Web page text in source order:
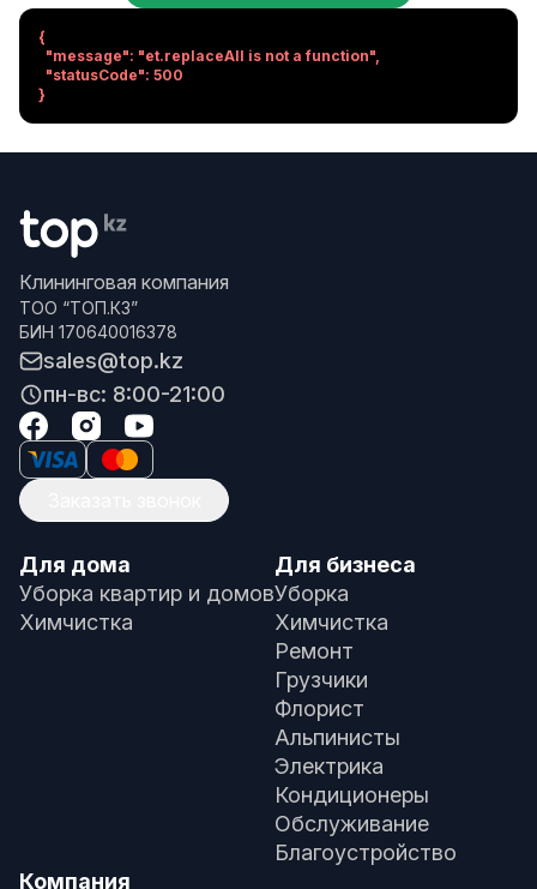
{
}
Клининговая компания
ТОО “ТОП.КЗ”
БИН 170640016378
sales@top.kz
пн-вс: 8:00-21:00
Для дома
Уборка квартир и домов
Химчистка
Для бизнеса
Уборка
Химчистка
Ремонт
Грузчики
Флорист
Альпинисты
Электрика
Кондиционеры
Обслуживание
Благоустройство
Компания